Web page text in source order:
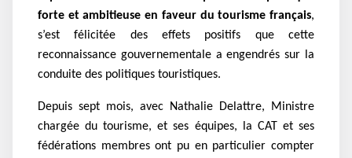
forte et ambitieuse en faveur du tourisme français,
s’est félicitée des effets positifs que cette
reconnaissance gouvernementale a engendrés sur la
conduite des politiques touristiques.
Depuis sept mois, avec Nathalie Delattre, Ministre
chargée du tourisme, et ses équipes, la CAT et ses
fédérations membres ont pu en particulier compter